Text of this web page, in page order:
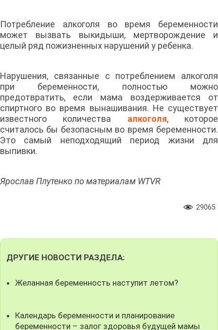
Потребление алкоголя во время беременности
может вызвать выкидыши, мертворождение и
целый ряд пожизненных нарушений у ребенка.
Нарушения, связанные с потреблением алкоголя
при беременности, полностью можно
предотвратить, если мама воздерживается от
спиртного во время вынашивания. Не существует
известного количества алкоголя, которое
считалось бы безопасным во время беременности.
Это самый неподходящий период жизни для
выпивки.
Ярослав Плутенко по материалам WTVR
29065
ДРУГИЕ НОВОСТИ РАЗДЕЛА:
Желанная беременность наступит летом?
Календарь беременности и планирование
беременности – залог здоровья будущей мамы